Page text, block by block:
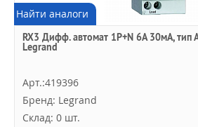
Найти аналоги
RX3 Дифф. автомат 1P+N 6А 30мА, тип
Legrand
Арт.:419396
Бренд: Legrand
Склад: 0 шт.